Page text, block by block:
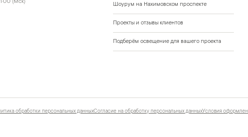
(Мск) Шоурум на Нахимовском проспекте
Проекты и отзывы клиентов
Подберём освещение для вашего проекта
обработки персональных данныхСогласие на обработку персональных данныхУсловия